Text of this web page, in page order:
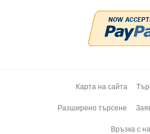
Карта на сайта
Разширено търсене
Връзка с